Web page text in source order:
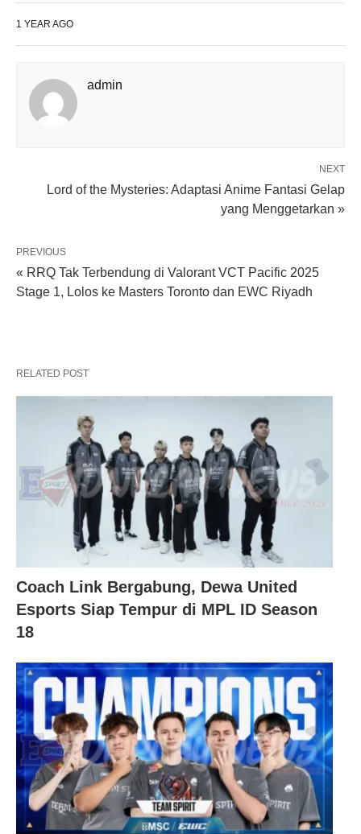
1 YEAR AGO
admin
NEXT
Lord of the Mysteries: Adaptasi Anime Fantasi Gelap
yang Menggetarkan »
PREVIOUS
« RRQ Tak Terbendung di Valorant VCT Pacific 2025
Stage 1, Lolos ke Masters Toronto dan EWC Riyadh
RELATED POST
Coach Link Bergabung, Dewa United
Esports Siap Tempur di MPL ID Season
18